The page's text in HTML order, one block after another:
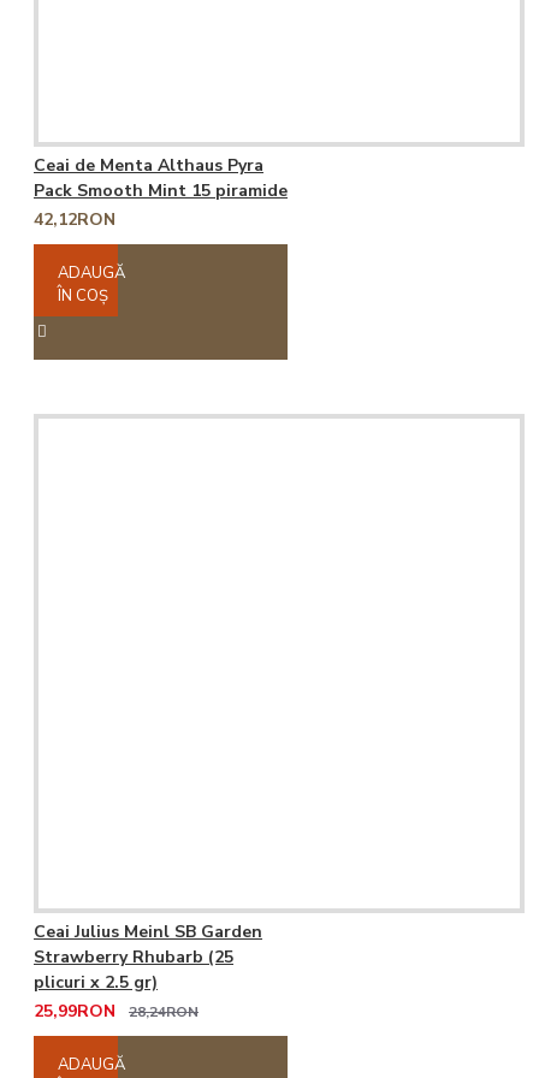
Ceai de Menta Althaus Pyra
Pack Smooth Mint 15 piramide
42,12RON
ADAUGĂ
ÎN COŞ
Ceai Julius Meinl SB Garden
Strawberry Rhubarb (25
plicuri x 2.5 gr)
25,99RON
28,24RON
ADAUGĂ